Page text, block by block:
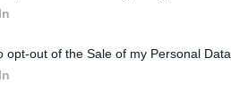
opt-out of the Sale of my Personal Data.